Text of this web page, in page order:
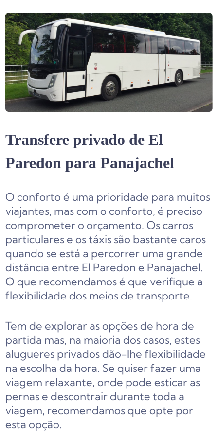
Transfere privado de El
Paredon para Panajachel
O conforto é uma prioridade para muitos
viajantes, mas com o conforto, é preciso
comprometer o orçamento. Os carros
particulares e os táxis são bastante caros
quando se está a percorrer uma grande
distância entre El Paredon e Panajachel.
O que recomendamos é que verifique a
flexibilidade dos meios de transporte.
Tem de explorar as opções de hora de
partida mas, na maioria dos casos, estes
alugueres privados dão-lhe flexibilidade
na escolha da hora. Se quiser fazer uma
viagem relaxante, onde pode esticar as
pernas e descontrair durante toda a
viagem, recomendamos que opte por
esta opção.